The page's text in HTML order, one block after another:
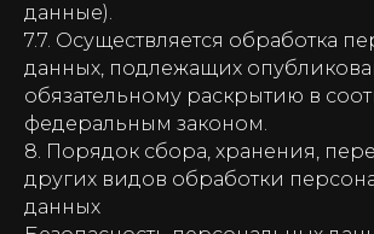
данные).
7.7. Осуществляется обработка
данных, подлежащих
обязательному раскрытию в
федеральным законом.
8. Порядок сбора, хранения,
других видов обработки
данных